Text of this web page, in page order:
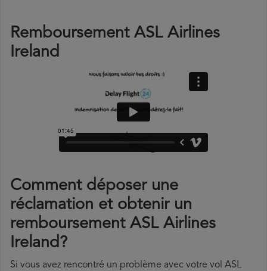
Remboursement ASL Airlines
Ireland
Comment déposer une
réclamation et obtenir un
remboursement ASL Airlines
Ireland?
Si vous avez rencontré un problème avec votre vol ASL